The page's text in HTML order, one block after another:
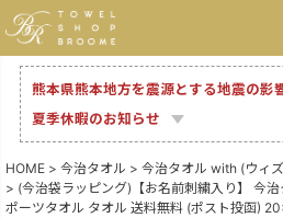
熊本県熊本地方を震源とする地震の影
夏季休暇のお知らせ
HOME 今治タオル
今治タオル with (ウィ
(今治袋ラッピング)【お名前刺繍入り】 今
ポーツタオル タオル 送料無料 (ポスト投函)